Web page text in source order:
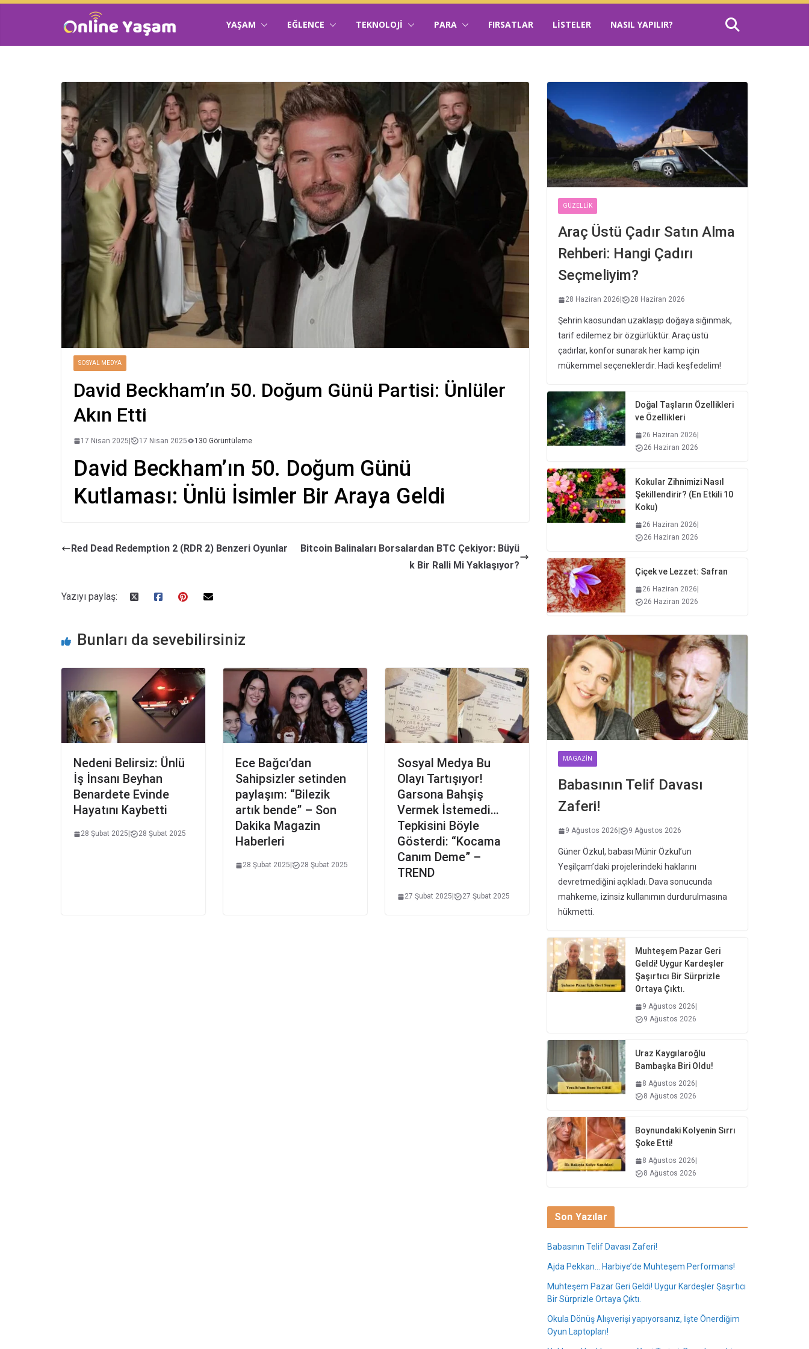
YAŞAM EĞLENCE TEKNOLOJI PARA FIRSATLAR LISTELER NASIL YAPILIR?
SOSYAL MEDYA
David Beckham’ın 50. Doğum Günü Partisi: Ünlüler
Akın Etti
17 Nisan 2025| 17 Nisan 2025 130 Görüntüleme
David Beckham’ın 50. Doğum Günü
Kutlaması: Ünlü İsimler Bir Araya Geldi
Red Dead Redemption 2 (RDR 2) Benzeri Oyunlar
Bitcoin Balinaları Borsalardan BTC Çekiyor: Büyü
k Bir Ralli Mi Yaklaşıyor?
Yazıyı paylaş:
Bunları da sevebilirsiniz
Nedeni Belirsiz: Ünlü
İş İnsanı Beyhan
Benardete Evinde
Hayatını Kaybetti
28 Şubat 2025 28 Şubat 2025
Ece Bağcı’dan
Sahipsizler setinden
paylaşım: “Bilezik
artık bende” – Son
Dakika Magazin
Haberleri
28 Şubat 2025 28 Şubat 2025
Sosyal Medya Bu
Olayı Tartışıyor!
Garsona Bahşiş
Vermek İstemedi…
Tepkisini Böyle
Gösterdi: “Kocama
Canım Deme” –
TREND
27 Şubat 2025 27 Şubat 2025
GÜZELLIK
Araç Üstü Çadır Satın Alma
Rehberi: Hangi Çadırı
Seçmeliyim?
28 Haziran 2026 28 Haziran 2026
Şehrin kaosundan uzaklaşıp doğaya sığınmak,
tarif edilemez bir özgürlüktür. Araç üstü
çadırlar, konfor sunarak her kamp için
mükemmel seçeneklerdir. Hadi keşfedelim!
Doğal Taşların Özellikleri
ve Özellikleri
26 Haziran 2026
26 Haziran 2026
Kokular Zihnimizi Nasıl
Şekillendirir? (En Etkili 10
Koku)
26 Haziran 2026
26 Haziran 2026
Çiçek ve Lezzet: Safran
26 Haziran 2026
26 Haziran 2026
MAGAZIN
Babasının Telif Davası
Zaferi!
9 Ağustos 2026 9 Ağustos 2026
Güner Özkul, babası Münir Özkul’un
Yeşilçam’daki projelerindeki haklarını
devretmediğini açıkladı. Dava sonucunda
mahkeme, izinsiz kullanımın durdurulmasına
hükmetti.
Muhteşem Pazar Geri
Geldi! Uygur Kardeşler
Şaşırtıcı Bir Sürprizle
Ortaya Çıktı.
9 Ağustos 2026
9 Ağustos 2026
Uraz Kaygılaroğlu
Bambaşka Biri Oldu!
8 Ağustos 2026
8 Ağustos 2026
Boynundaki Kolyenin Sırrı
Şoke Etti!
8 Ağustos 2026
8 Ağustos 2026
Son Yazılar
Babasının Telif Davası Zaferi!
Ajda Pekkan… Harbiye’de Muhteşem Performans!
Muhteşem Pazar Geri Geldi! Uygur Kardeşler Şaşırtıcı
Bir Sürprizle Ortaya Çıktı.
Okula Dönüş Alışverişi yapıyorsanız, İşte Önerdiğim
Oyun Laptopları!